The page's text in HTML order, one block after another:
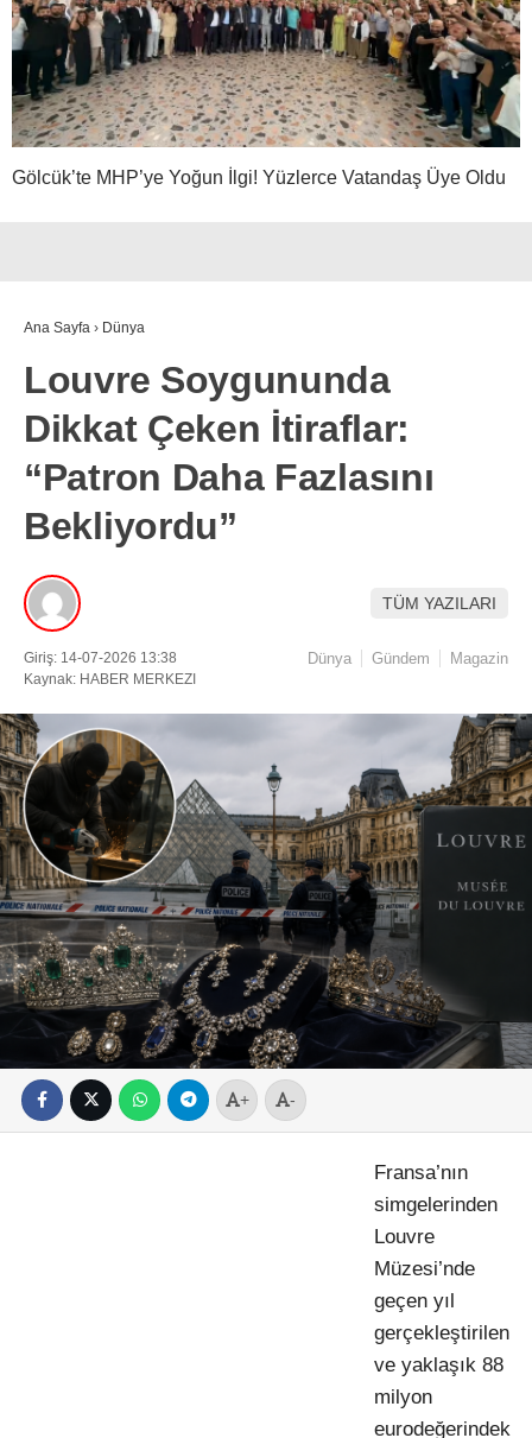
Gölcük’te MHP’ye Yoğun İlgi! Yüzlerce Vatandaş Üye Oldu
Ana Sayfa › Dünya
Louvre Soygununda
Dikkat Çeken İtiraflar:
“Patron Daha Fazlasını
Bekliyordu”
TÜM YAZILARI
Giriş: 14-07-2026 13:38
Kaynak: HABER MERKEZI
Dünya Gündem Magazin
+ -
Fransa’nın
simgelerinden
Louvre
Müzesi’nde
geçen yıl
gerçekleştirilen
ve yaklaşık 88
milyon
eurodeğerindek